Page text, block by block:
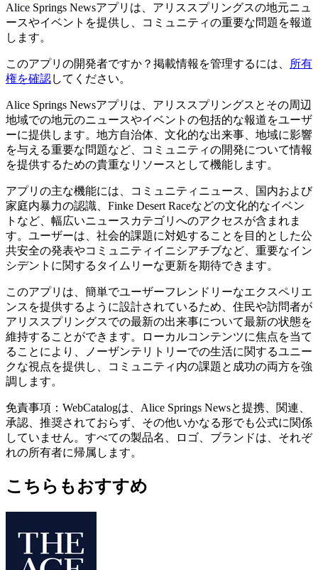
Alice Springs Newsアプリは、アリススプリングスの地元ニュ
ースやイベントを提供し、コミュニティの重要な問題を報道
します。
このアプリの開発者ですか？掲載情報を管理するには、
所有
権を確認してください。
Alice Springs Newsアプリは、アリススプリングスとその周辺
地域での地元のニュースやイベントの包括的な報道をユーザ
ーに提供します。地方自治体、文化的な出来事、地域に影響
を与える重要な問題など、コミュニティの開発について情報
を提供するための貴重なリソースとして機能します。
アプリの主な機能には、コミュニティニュース、国内および
家庭内暴力の認識、Finke Desert Raceなどの文化的なイベン
トなど、幅広いニュースカテゴリへのアクセスが含まれま
す。ユーザーは、社会的課題に対処することを目的とした公
共安全の発表やコミュニティイニシアチブなど、重要なイン
シデントに関するタイムリーな更新を期待できます。
このアプリは、簡単でユーザーフレンドリーなエクスペリエ
ンスを提供するように設計されているため、住民や訪問者が
アリススプリングスでの最新の出来事について最新の状態を
維持することができます。ローカルコンテンツに焦点を当て
ることにより、ノーザンテリトリーでの生活に関するユニー
クな視点を提供し、コミュニティ内の課題と成功の両方を強
調します。
免責事項：WebCatalogは、Alice Springs Newsと提携、関連、
承認、推奨されておらず、その他いかなる形でも公式に関係
していません。すべての製品名、ロゴ、ブランドは、それぞ
れの所有者に帰属します。
こちらもおすすめ